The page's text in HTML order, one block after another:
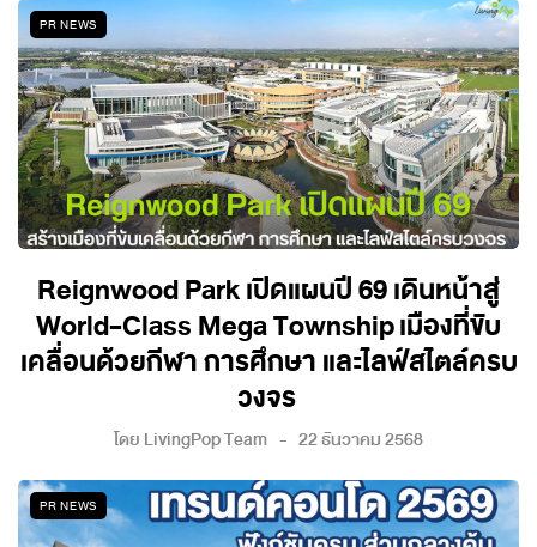
PR NEWS
Reignwood Park เปิดแผนปี 69 เดินหน้าสู่
World-Class Mega Township เมืองที่ขับ
เคลื่อนด้วยกีฬา การศึกษา และไลฟ์สไตล์ครบ
วงจร
โดย LivingPop Team 22 ธันวาคม 2568
PR NEWS